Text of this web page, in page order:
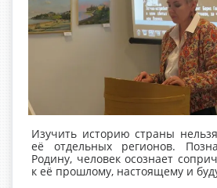
Изучить историю страны
её отдельных регионов.
Родину, человек осознает
к её прошлому, настоящему и